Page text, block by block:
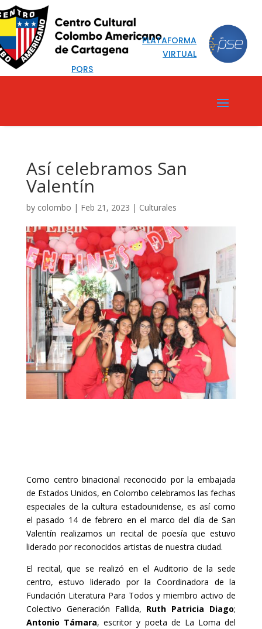
PQRS
PLATAFORMA
VIRTUAL
Así celebramos San
Valentín
by colombo | Feb 21, 2023 | Culturales
Como centro binacional reconocido por la embajada
de Estados Unidos, en Colombo celebramos las fechas
especiales de la cultura estadounidense, es así como
el pasado 14 de febrero en el marco del día de San
Valentín realizamos un recital de poesía que estuvo
liderado por reconocidos artistas de nuestra ciudad.
El recital, que se realizó en el Auditorio de la sede
centro, estuvo liderado por la Coordinadora de la
Fundación Literatura Para Todos y miembro activo de
Colectivo Generación Fallida, Ruth Patricia Diago;
Antonio Támara, escritor y poeta de La Loma del